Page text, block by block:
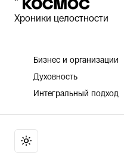
Хроники целостности
Бизнес и организации
Духовность
Интегральный подход